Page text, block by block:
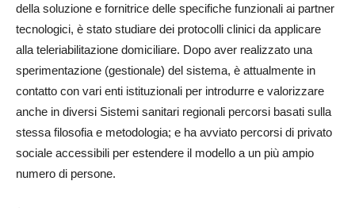
della soluzione e fornitrice delle specifiche funzionali ai partner
tecnologici, è stato studiare dei protocolli clinici da applicare
alla teleriabilitazione domiciliare. Dopo aver realizzato una
sperimentazione (gestionale) del sistema, è attualmente in
contatto con vari enti istituzionali per introdurre e valorizzare
anche in diversi Sistemi sanitari regionali percorsi basati sulla
stessa filosofia e metodologia; e ha avviato percorsi di privato
sociale accessibili per estendere il modello a un più ampio
numero di persone.